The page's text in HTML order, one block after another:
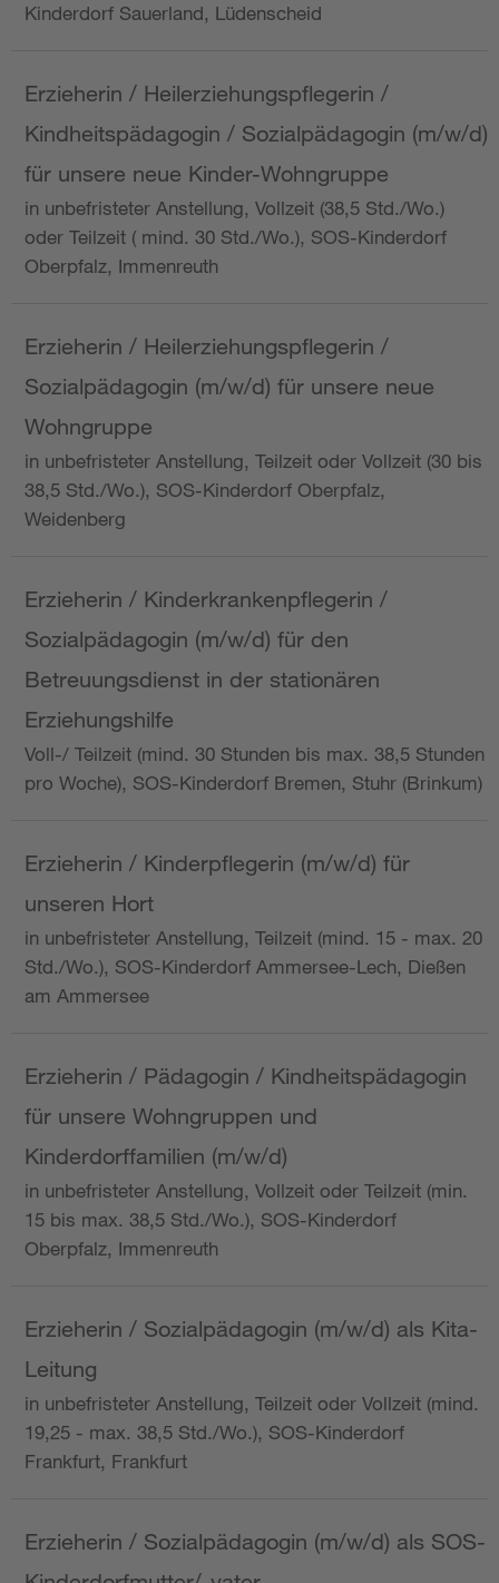
Kinderdorf Sauerland, Lüdenscheid
Erzieherin / Heilerziehungspflegerin /
Kindheitspädagogin / Sozialpädagogin (m/w/d)
für unsere neue Kinder-Wohngruppe
in unbefristeter Anstellung, Vollzeit (38,5 Std./Wo.)
oder Teilzeit ( mind. 30 Std./Wo.), SOS-Kinderdorf
Oberpfalz, Immenreuth
Erzieherin / Heilerziehungspflegerin /
Sozialpädagogin (m/w/d) für unsere neue
Wohngruppe
in unbefristeter Anstellung, Teilzeit oder Vollzeit (30 bis
38,5 Std./Wo.), SOS-Kinderdorf Oberpfalz,
Weidenberg
Erzieherin / Kinderkrankenpflegerin /
Sozialpädagogin (m/w/d) für den
Betreuungsdienst in der stationären
Erziehungshilfe
Voll-/ Teilzeit (mind. 30 Stunden bis max. 38,5 Stunden
pro Woche), SOS-Kinderdorf Bremen, Stuhr (Brinkum)
Erzieherin / Kinderpflegerin (m/w/d) für
unseren Hort
in unbefristeter Anstellung, Teilzeit (mind. 15 - max. 20
Std./Wo.), SOS-Kinderdorf Ammersee-Lech, Dießen
am Ammersee
Erzieherin / Pädagogin / Kindheitspädagogin
für unsere Wohngruppen und
Kinderdorffamilien (m/w/d)
in unbefristeter Anstellung, Vollzeit oder Teilzeit (min.
15 bis max. 38,5 Std./Wo.), SOS-Kinderdorf
Oberpfalz, Immenreuth
Erzieherin / Sozialpädagogin (m/w/d) als Kita-
Leitung
in unbefristeter Anstellung, Teilzeit oder Vollzeit (mind.
19,25 - max. 38,5 Std./Wo.), SOS-Kinderdorf
Frankfurt, Frankfurt
Erzieherin / Sozialpädagogin (m/w/d) als SOS-